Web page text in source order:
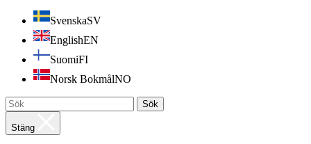
SvenskaSV
EnglishEN
SuomiFI
Norsk BokmålNO
Sök
Stäng